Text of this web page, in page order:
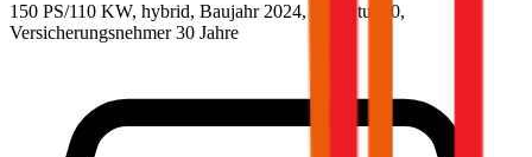
150 PS/110 KW, hybrid, Baujahr 2024, BM-Stufe 0,
Versicherungsnehmer 30 Jahre